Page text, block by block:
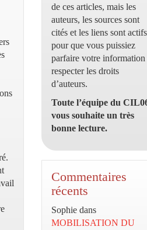
de ces articles, mais les
auteurs, les sources sont
cités et les liens sont actifs
pour que vous puissiez
parfaire votre information
respecter les droits
d’auteurs.
Toute l’équipe du
vous souhaite un très
bonne lecture.
Commentaires
récents
Sophie dans
MOBILISATION DU